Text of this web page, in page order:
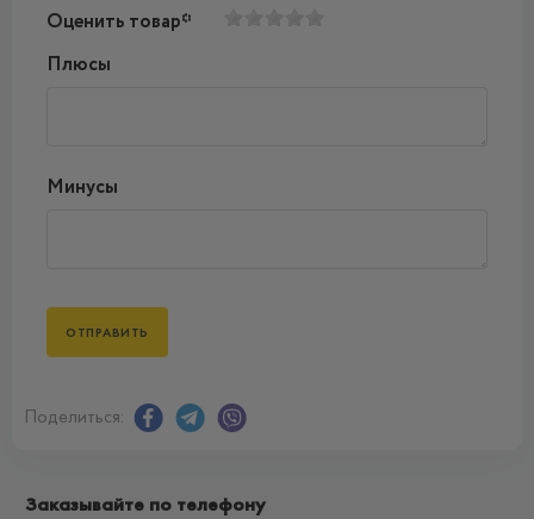
Оценить товар*
Плюсы
Минусы
Поделиться:
Заказывайте по телефону